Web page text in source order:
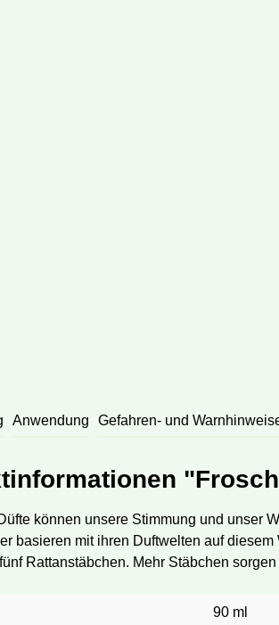
Anwendung Gefahren- und
können unsere Stimmung und unser
basieren mit ihren Duftwelten auf
Rattanstäbchen. Mehr Stäbchen
90 ml